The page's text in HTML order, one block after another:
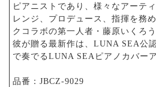
ピアニストであり、様々なアーテ
レンジ、プロデュース、指揮を務
クコラボの第一人者・藤原いくろう
彼が贈る最新作は、LUNA SEA公
で奏でるLUNA SEAピアノカバー
品番：JBCZ-9029